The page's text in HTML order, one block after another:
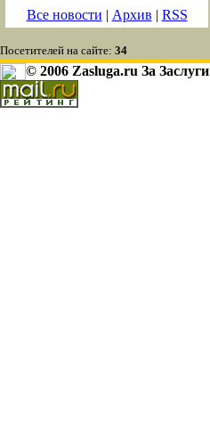
Все новости | Архив | RSS
Посетителей на сайте: 34
© 2006 Zasluga.ru За Заслуги